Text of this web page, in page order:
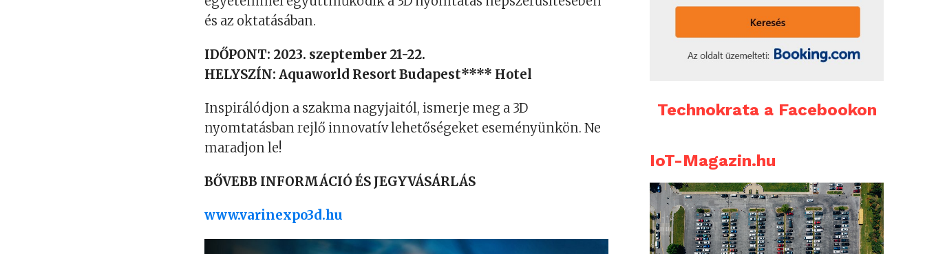
és az oktatásában.
IDŐPONT: 2023. szeptember 21-22.
HELYSZÍN: Aquaworld Resort Budapest**** Hotel
Inspirálódjon a szakma nagyjaitól, ismerje meg a 3D
nyomtatásban rejlő innovatív lehetőségeket eseményünkön. Ne
maradjon le!
BŐVEBB INFORMÁCIÓ ÉS JEGYVÁSÁRLÁS
www.varinexpo3d.hu
Technokrata a Facebookon
IoT-Magazin.hu